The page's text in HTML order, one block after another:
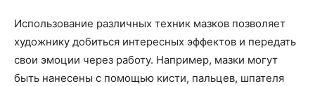
Использование различных техник мазков позволяет
художнику добиться интересных эффектов и передать
свои эмоции через работу. Например, мазки могут
быть нанесены с помощью кисти, пальцев, шпателя